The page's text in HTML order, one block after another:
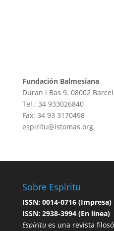
Fundación Balmesiana
Duran i Bas 9. 08002
Tel.: 34 933026840
Fax: 34 93 3170498
espiritu@istomas.org
Sobre Espíritu
ISSN: 0014-0716 (Impresa)
ISSN: 2938-3994 (En línea)
Espíritues una revista